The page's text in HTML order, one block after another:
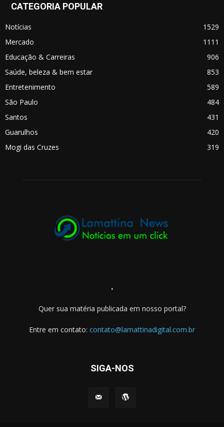
CATEGORIA POPULAR
Notícias
1529
Mercado
1111
Educação & Carreiras
906
Saúde, beleza & bem estar
853
Entretenimento
589
São Paulo
484
Santos
431
Guarulhos
420
Mogi das Cruzes
319
.
Quer sua matéria publicada em nosso portal?
Entre em contato: contato@lamattinadigital.com.br
SIGA-NOS